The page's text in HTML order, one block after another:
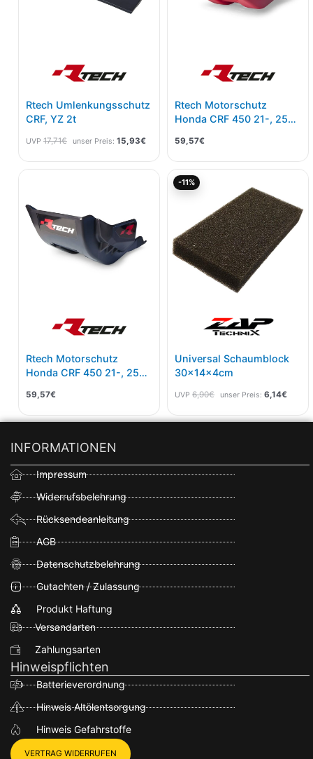
Rtech Umlenkungsschutz
CRF, YZ 2t
UVP 17,71€ unser Preis: 15,93€
Rtech Motorschutz
Honda CRF 450 21-, 250
59,57€
Rtech Motorschutz
Honda CRF 450 21-, 250
59,57€
-11%
Universal Schaumblock
30x14x4cm
UVP 6,90€
6,90€
unser Preis: 6,14€
6,14€.
INFORMATIONEN
Impressum
Widerrufsbelehrung
Rücksendeanleitung
AGB
Datenschutzbelehrung
Gutachten / Zulassung
Produkt Haftung
Versandarten
Zahlungsarten
Hinweispflichten
Batterieverordnung
Hinweis Altölentsorgung
Hinweis Gefahrstoffe
VERTRAG WIDERRUFEN